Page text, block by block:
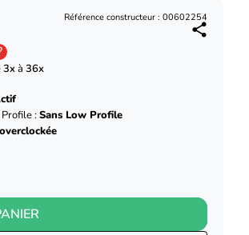
Référence constructeur : 00602254
3xà 36x
:Sans Low Profile